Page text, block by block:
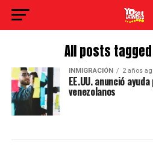
All posts
INMIGRACIÓN 2 años
EE.UU. anunció
venezolanos